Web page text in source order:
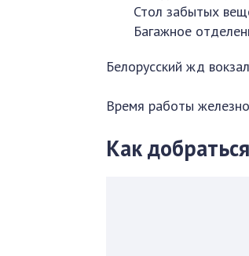
Стол забытых
Багажное
Белорусский жд
Время работы
Как добраться